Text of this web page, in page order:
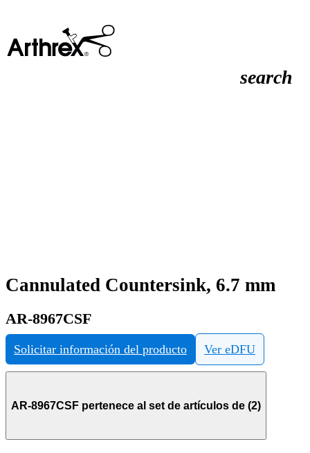
search
Cannulated Countersink, 6.7 mm
AR-8967CSF
Solicitar información del producto Ver eDFU
AR-8967CSF pertenece al set de artículos de (2)